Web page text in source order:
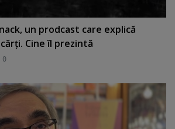
un prodcast care explică
Cine îl prezintă
0